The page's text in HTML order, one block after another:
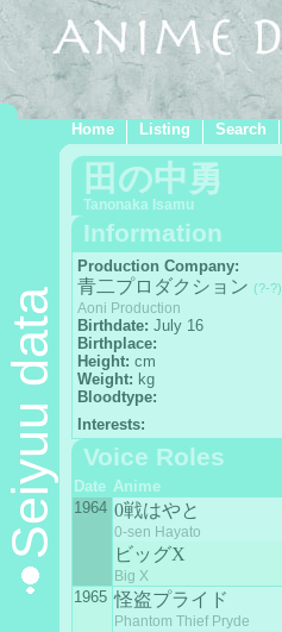
Home Listing Search
Seiyuu data
田の中勇
Tanonaka Isamu
Information
Production Company:
青二プロダクション (?-?)
Aoni Production
Birthdate: July 16
Birthplace:
Height: cm
Weight: kg
Bloodtype:
Interests:
Voice Roles
Date Anime
1964 0戦はやと
0-sen Hayato
ビッグX
Big X
1965 怪盗プライド
Phantom Thief Pryde